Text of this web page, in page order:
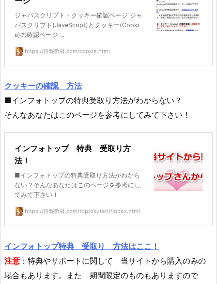
ジャバスクリプト・クッキー確認ページ ジャ
バスクリプト(JaveScript)とクッキー(Cooki
e)の確認ページ ...
https://情報教材.com/cookie.html
クッキーの確認 方法
■インフォトップの特典受取り方法がわからない？
そんなあなたはこのページを参考にしてみて下さい！
インフォトップ 特典 受取り方
法！
■インフォトップの特典受取り方法がわから
ない？そんなあなたはこのページを参考にし
てみて下さい！
https://情報教材.com/toptokuten//index.html
インフォトップ特典 受取り 方法はここ！
注意 ：特典やサポートに関して 当サイトから購入のみの
場合もあります。また 期間限定のものもありますので